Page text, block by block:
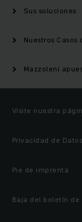
Sus soluciones
Nuestros Casos
Mazzoleni
Visite nuestra
Privacidad de Datos
Pie de imprenta
Baja del boletín de